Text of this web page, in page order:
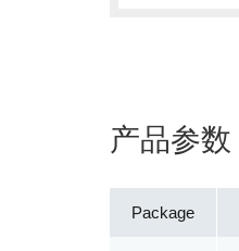
产品参数
Package